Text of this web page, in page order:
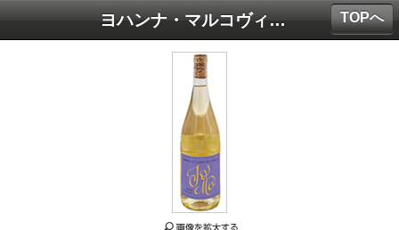
ヨハンナ・マルコヴィッチ グリューナー・ヴェルトリーナー・ハリガリ 2025 TOPへ